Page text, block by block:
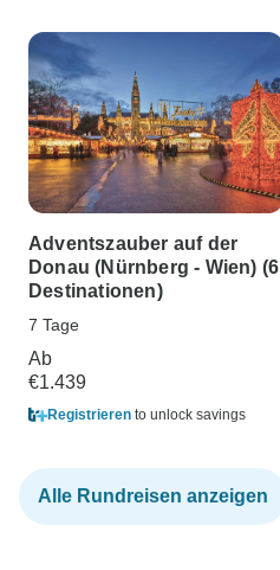
Adventszauber auf der
Donau (Nürnberg - Wien) (6
Destinationen)
7 Tage
Ab
€1.439
Registrieren to unlock savings
Alle Rundreisen anzeigen